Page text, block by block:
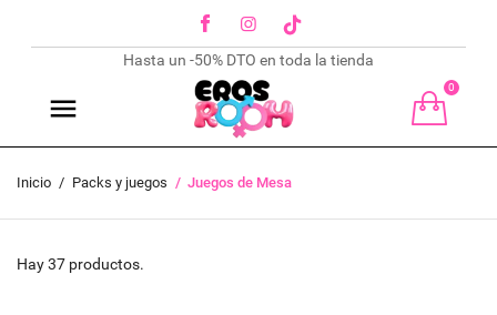
FacebookInstagram
TikTok
Hasta un -50% DTO en toda la tienda
0
Inicio Packs y juegos Juegos de Mesa
Hay 37 productos.